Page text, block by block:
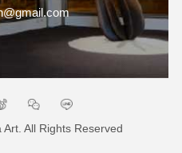
All Rights Reserved